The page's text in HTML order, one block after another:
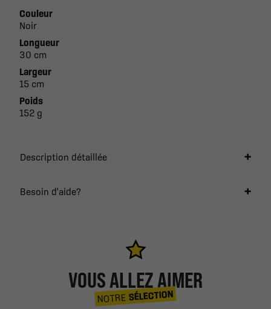
Couleur
Noir
Longueur
30 cm
Largeur
15 cm
Poids
152 g
Description détaillée
Besoin d'aide?
VOUS ALLEZ AIMER
NOTRESÉLECTION